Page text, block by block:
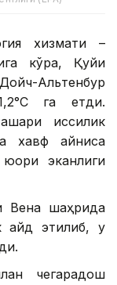
хизмати –
кўра, Қуйи
Альтенбур
га етди.
иссиқлик
хавф айниқса
эканлиги
Вена шаҳрида
қайд этилиб, у
чегарадош